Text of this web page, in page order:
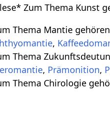
Zum Thema Kunst
Thema Mantie
,
Thema
, Prämonition,
Thema Chirologie